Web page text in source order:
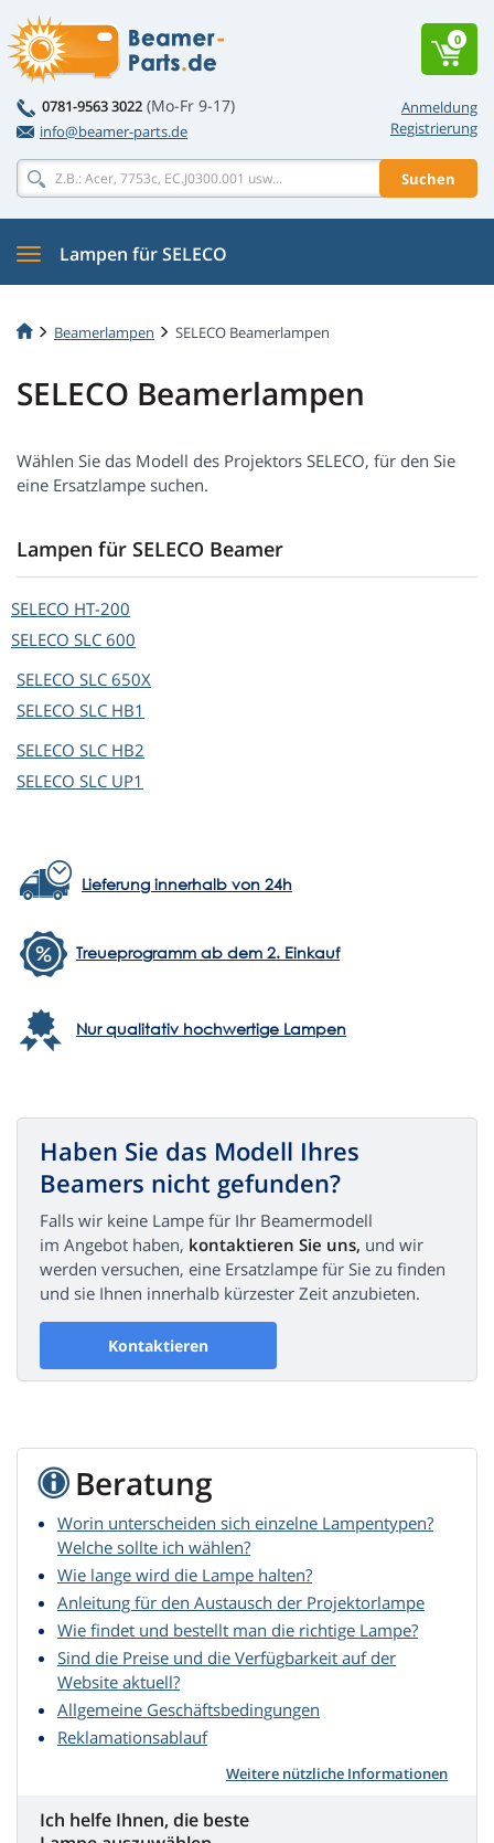
Anmeldung
Registrierung
0781-9563 3022 (Mo-Fr 9-17)
info@beamer-parts.de
Suchen
0
Lampen für SELECO
Beamerlampen SELECO Beamerlampen
SELECO Beamerlampen
Wählen Sie das Modell des Projektors SELECO, für den Sie
eine Ersatzlampe suchen.
Lampen für SELECO Beamer
SELECO HT-200
SELECO SLC 600
SELECO SLC 650X
SELECO SLC HB1
SELECO SLC HB2
SELECO SLC UP1
Lieferung innerhalb von 24h
Treueprogramm ab dem 2. Einkauf
Nur qualitativ hochwertige Lampen
Haben Sie das Modell Ihres
Beamers nicht gefunden?
Falls wir keine Lampe für Ihr Beamermodell
im Angebot haben, kontaktieren Sie uns, und wir
werden versuchen, eine Ersatzlampe für Sie zu finden
und sie Ihnen innerhalb kürzester Zeit anzubieten.
Kontaktieren
Beratung
Worin unterscheiden sich einzelne Lampentypen?
Welche sollte ich wählen?
Wie lange wird die Lampe halten?
Anleitung für den Austausch der Projektorlampe
Wie findet und bestellt man die richtige Lampe?
Sind die Preise und die Verfügbarkeit auf der
Website aktuell?
Allgemeine Geschäftsbedingungen
Reklamationsablauf
Weitere nützliche Informationen
Ich helfe Ihnen, die beste